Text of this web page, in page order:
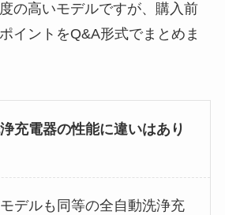
の高いモデルですが、購入前
イントをQ&A形式でまとめま
充電器の性能に違いはあり
デルも同等の全自動洗浄充